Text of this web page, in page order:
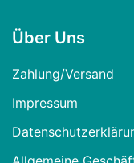
Über Uns
Zahlung/Versand
Impressum